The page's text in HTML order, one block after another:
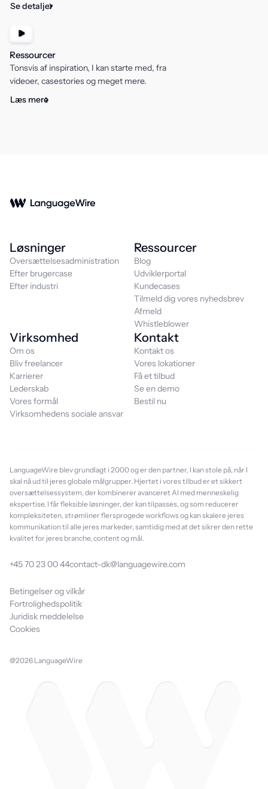
Se detaljer
Ressourcer
Tonsvis af inspiration, I kan starte med, fra
videoer, casestories og meget mere.
Læs mere
Løsninger
Oversættelsesadministration
Efter brugercase
Efter industri
Ressourcer
Blog
Udviklerportal
Kundecases
Tilmeld dig vores nyhedsbrev
Afmeld
Whistleblower
Virksomhed
Om os
Bliv freelancer
Karrierer
Lederskab
Vores formål
Virksomhedens sociale ansvar
Kontakt
Kontakt os
Vores lokationer
Få et tilbud
Se en demo
Bestil nu
LanguageWire blev grundlagt i 2000 og er den partner, I kan stole på, når I
skal nå ud til jeres globale målgrupper. Hjertet i vores tilbud er et sikkert
oversættelsessystem, der kombinerer avanceret AI med menneskelig
ekspertise. I får fleksible løsninger, der kan tilpasses, og som reducerer
kompleksiteten, strømliner flersprogede workflows og kan skalere jeres
kommunikation til alle jeres markeder, samtidig med at det sikrer den rette
kvalitet for jeres branche, content og mål.
+45 70 23 00 44contact-dk@languagewire.com
Betingelser og vilkår
Fortrolighedspolitik
Juridisk meddelelse
Cookies
@2026 LanguageWire